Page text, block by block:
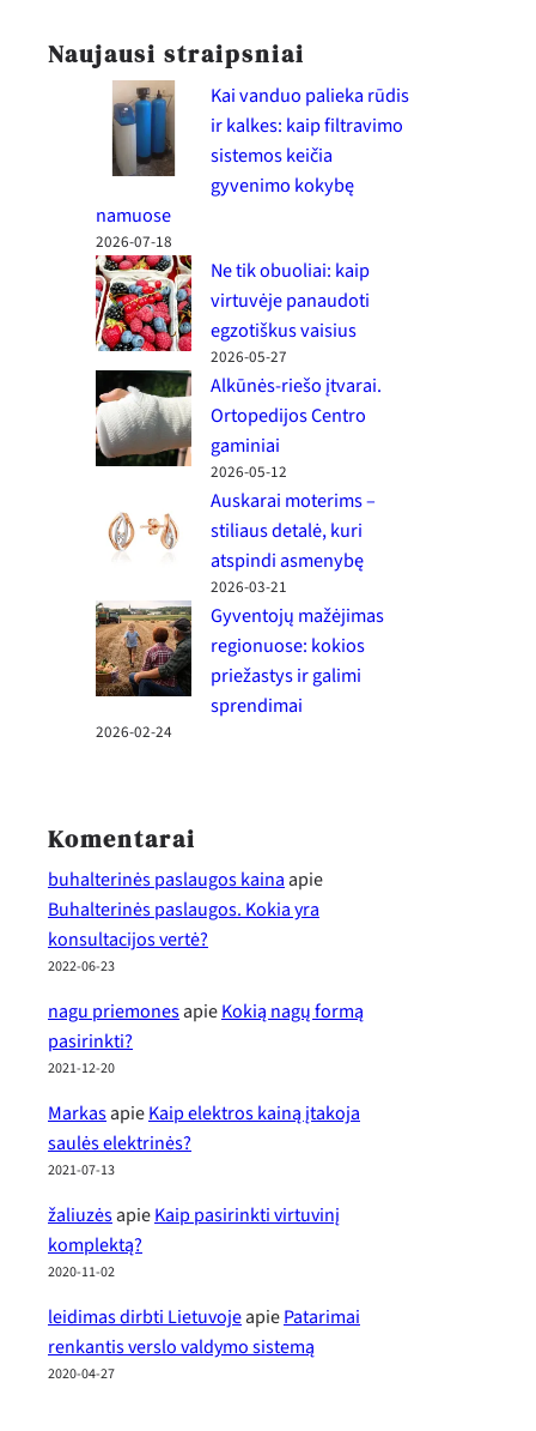
Naujausi straipsniai
Kai vanduo palieka rūdis
ir kalkes: kaip filtravimo
sistemos keičia
gyvenimo kokybę
namuose
2026-07-18
Ne tik obuoliai: kaip
virtuvėje panaudoti
egzotiškus vaisius
2026-05-27
Alkūnės-riešo įtvarai.
Ortopedijos Centro
gaminiai
2026-05-12
Auskarai moterims –
stiliaus detalė, kuri
atspindi asmenybę
2026-03-21
Gyventojų mažėjimas
regionuose: kokios
priežastys ir galimi
sprendimai
2026-02-24
Komentarai
buhalterinės paslaugos kainaapie
Buhalterinės paslaugos. Kokia yra
konsultacijos vertė?
2022-06-23
nagu priemonesapieKokią nagų formą
pasirinkti?
2021-12-20
MarkasapieKaip elektros kainą įtakoja
saulės elektrinės?
2021-07-13
žaliuzėsapieKaip pasirinkti virtuvinį
komplektą?
2020-11-02
leidimas dirbti LietuvojeapiePatarimai
renkantis verslo valdymo sistemą
2020-04-27